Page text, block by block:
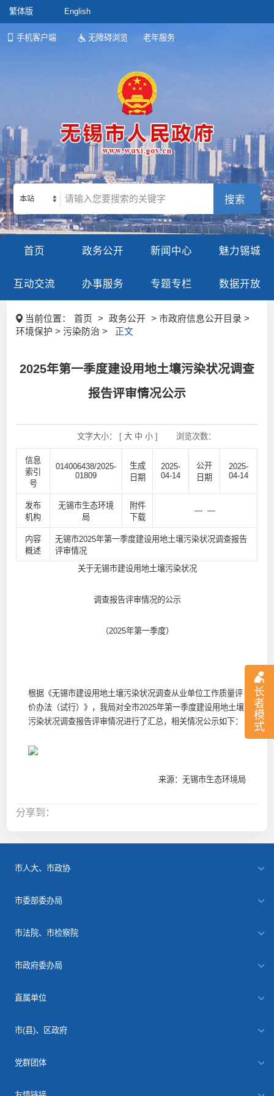
繁体版 English
手机客户端 无障碍浏览 老年服务
长
者
模
式
本站
首页 政务公开 新闻中心 魅力锡城
互动交流 办事服务 专题专栏 数据开放
当前位置： 首页 > 政务公开
> 市政府信息公开目录 >
环境保护 > 污染防治 >
正文
2025年第一季度建设用地土壤污染状况调查
报告评审情况公示
文字大小： [ 大 中 小] 浏览次数：
信息
索引
号
014006438/2025-
01809
生成
日期
2025-
04-14
公开
日期
2025-
04-14
发布
机构
无锡市生态环境
局
附件
下载
— —
内容
概述
无锡市2025年第一季度建设用地土壤污染状况调查报告
评审情况
关于无锡市建设用地土壤污染状况
调查报告评审情况的公示
（2025年第一季度）
根据《无锡市建设用地土壤污染状况调查从业单位工作质量评
价办法（试行）》，我局对全市2025年第一季度建设用地土壤
污染状况调查报告评审情况进行了汇总，相关情况公示如下：
来源：无锡市生态环境局
分享到：
市人大、市政协
市委部委办局
市法院、市检察院
市政府委办局
直属单位
市(县)、区政府
党群团体